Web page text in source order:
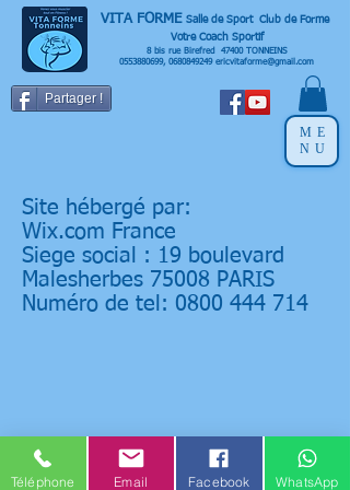
Partager !
VITA FORME Salle de Sport Club de Forme
Votre Coach Sportif
8 bis rue Birefred 47400 TONNEINS
0553880699, 0680849249 ericvitaforme@gmail.com
ME
NU
Site hébergé par:
Wix.com France
Siege social : 19 boulevard
Malesherbes 75008 PARIS
Numéro de tel: 0800 444 714
Téléphone Email Facebook WhatsApp